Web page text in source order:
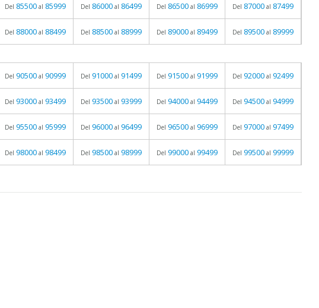
Del 85500 al 85999 Del 86000 al 86499 Del 86500 al 86999 Del 87000 al 87499
Del 88000 al 88499 Del 88500 al 88999 Del 89000 al 89499 Del 89500 al 89999
Del 90500 al 90999 Del 91000 al 91499 Del 91500 al 91999 Del 92000 al 92499
Del 93000 al 93499 Del 93500 al 93999 Del 94000 al 94499 Del 94500 al 94999
Del 95500 al 95999 Del 96000 al 96499 Del 96500 al 96999 Del 97000 al 97499
Del 98000 al 98499 Del 98500 al 98999 Del 99000 al 99499 Del 99500 al 99999